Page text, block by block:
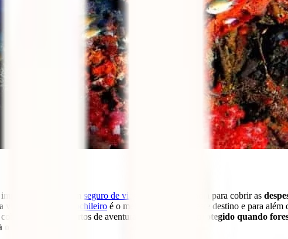
de ter um seguro de viagem para a Tailândia para cobrir as
viagem. O
IATI Mochileiro é o melhor seguro para este destino e para além
para desportos de aventura também ficarás
protegido quando
teu seguro: